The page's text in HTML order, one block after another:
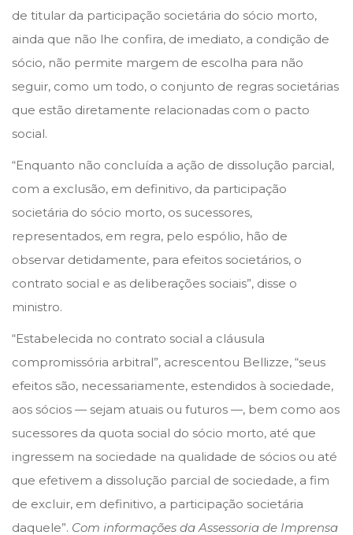
de titular da participação societária do sócio morto,
ainda que não lhe confira, de imediato, a condição de
sócio, não permite margem de escolha para não
seguir, como um todo, o conjunto de regras societárias
que estão diretamente relacionadas com o pacto
social.
“Enquanto não concluída a ação de dissolução parcial,
com a exclusão, em definitivo, da participação
societária do sócio morto, os sucessores,
representados, em regra, pelo espólio, hão de
observar detidamente, para efeitos societários, o
contrato social e as deliberações sociais”, disse o
ministro.
“Estabelecida no contrato social a cláusula
compromissória arbitral”, acrescentou Bellizze, “seus
efeitos são, necessariamente, estendidos à sociedade,
aos sócios — sejam atuais ou futuros —, bem como aos
sucessores da quota social do sócio morto, até que
ingressem na sociedade na qualidade de sócios ou até
que efetivem a dissolução parcial de sociedade, a fim
de excluir, em definitivo, a participação societária
daquele”. Com informações da Assessoria de Imprensa